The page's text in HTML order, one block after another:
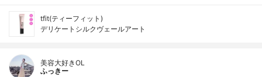
tfit(ティーフィット)
デリケートシルクヴェールアート
美容大好きOL
ふっきー